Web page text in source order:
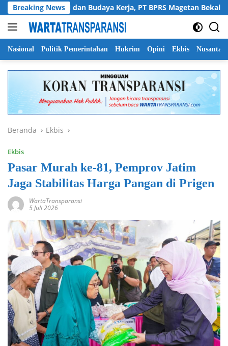
Langsung
ke
konten
Breaking News
SDM dan Budaya Kerja, PT BPRS Magetan Bekali Staf
Nasional Politik Pemerintahan Hukrim Opini Ekbis Nusantara
Beranda Ekbis
Ekbis
Pasar Murah ke-81, Pemprov Jatim
Jaga Stabilitas Harga Pangan di Prigen
WartaTransparansi
5 Juli 2026